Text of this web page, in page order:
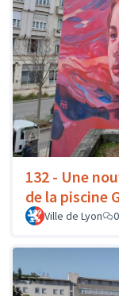
132 - Une
de la piscine
Ville de Lyon 0